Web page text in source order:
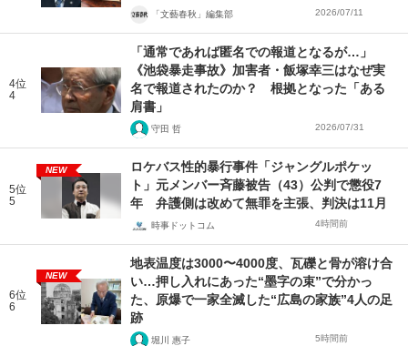
「文藝春秋」編集部 2026/07/11
4位
4
「通常であれば匿名での報道となるが…」
《池袋暴走事故》加害者・飯塚幸三はなぜ実
名で報道されたのか？ 根拠となった「ある
肩書」
守田 哲 2026/07/31
5位
5
NEW
ロケバス性的暴行事件「ジャングルポケッ
ト」元メンバー斉藤被告（43）公判で懲役7
年 弁護側は改めて無罪を主張、判決は11月
時事ドットコム 4時間前
6位
6
NEW
地表温度は3000〜4000度、瓦礫と骨が溶け合
い…押し入れにあった“墨字の束”で分かっ
た、原爆で一家全滅した“広島の家族”4人の足
跡
堀川 惠子 5時間前